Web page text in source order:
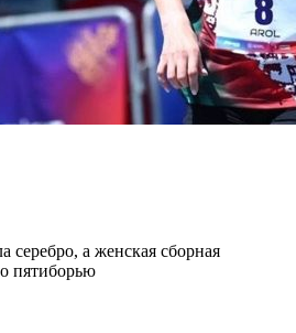
серебро, а женская сборная
пятиборью